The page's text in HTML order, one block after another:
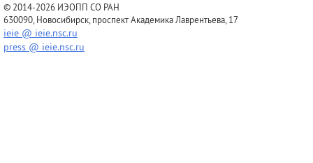
© 2014-2026 ИЭОПП СО РАН
630090, Новосибирск, проспект Академика Лаврентьева, 17
ieie @ ieie.nsc.ru
press @ ieie.nsc.ru